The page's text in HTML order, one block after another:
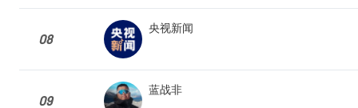
08
央视新闻
09
蓝战非